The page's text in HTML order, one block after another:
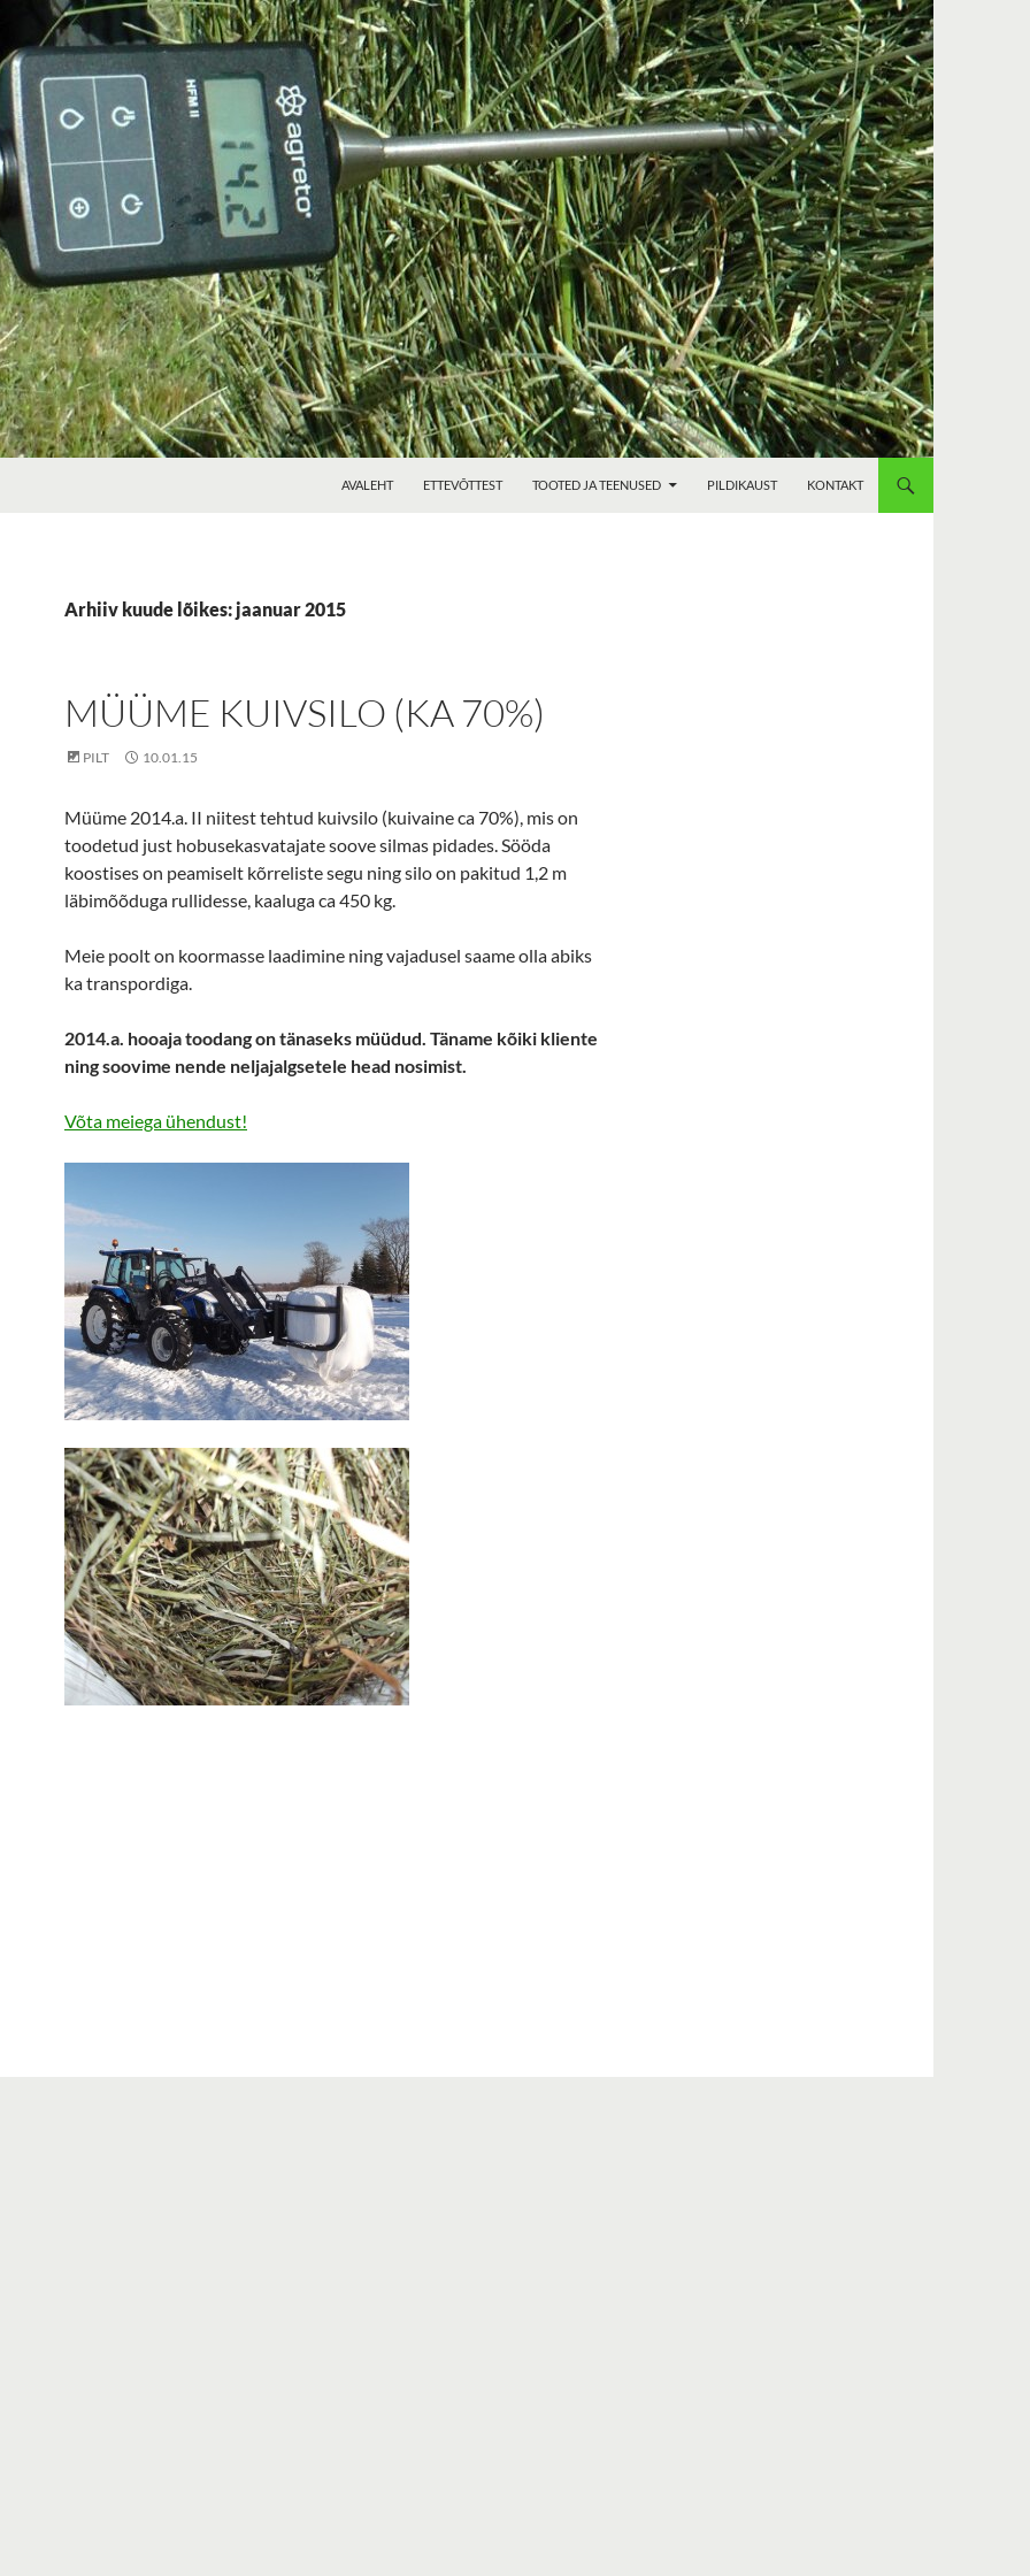
AVALEHT ETTEVÕTTEST TOOTED JA TEENUSED PILDIKAUST KONTAKT
Arhiiv kuude lõikes: jaanuar 2015
MÜÜME KUIVSILO (KA 70%)
PILT 10.01.15
Müüme 2014.a. II niitest tehtud kuivsilo (kuivaine ca 70%), mis on
toodetud just hobusekasvatajate soove silmas pidades. Sööda
koostises on peamiselt kõrreliste segu ning silo on pakitud 1,2 m
läbimõõduga rullidesse, kaaluga ca 450 kg.
Meie poolt on koormasse laadimine ning vajadusel saame olla abiks
ka transpordiga.
2014.a. hooaja toodang on tänaseks müüdud. Täname kõiki kliente
ning soovime nende neljajalgsetele head nosimist.
Võta meiega ühendust!